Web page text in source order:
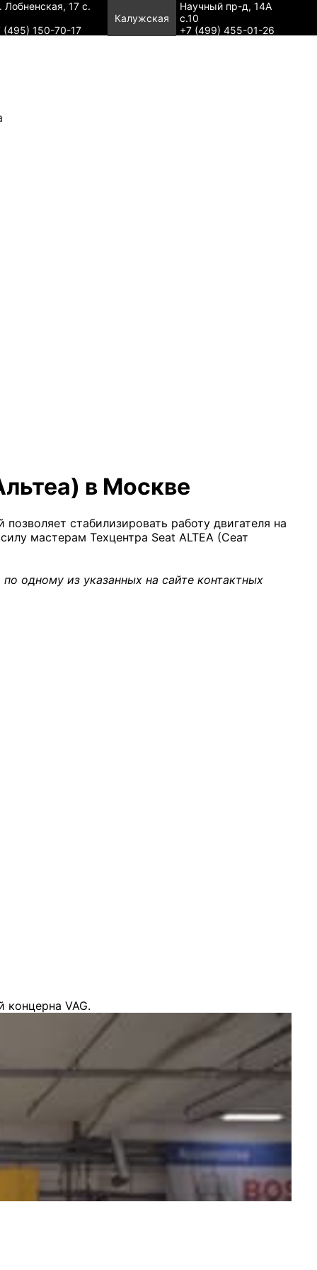
Лобненская, 17 с.
(495) 150-70-17
Калужская
Научный пр-д, 14А
с.10
+7 (499) 455-01-26
в Москве
стабилизировать работу двигателя на
мастерам Техцентра Seat ALTEA (Сеат
одному из указанных на сайте контактных
VAG.